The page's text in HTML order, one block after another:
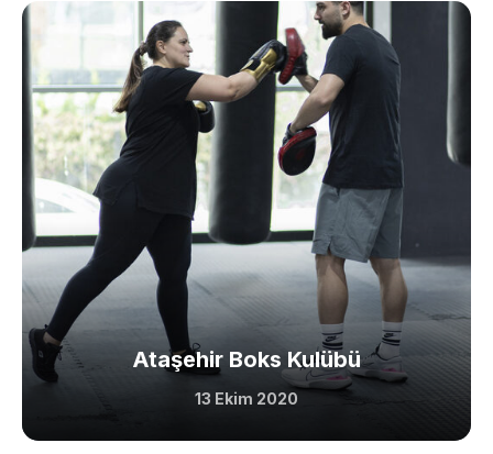
Ataşehir Boks Kulübü
13 Ekim 2020
More Pages
Membership